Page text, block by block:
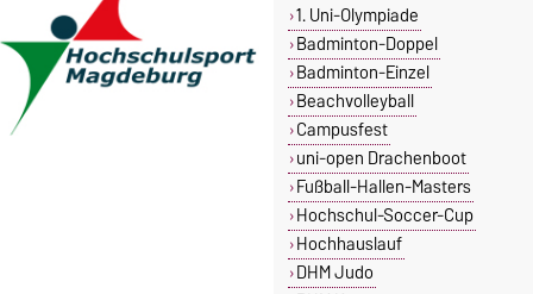
1. Uni-Olympiade
Badminton-Doppel
Badminton-Einzel
Beachvolleyball
Campusfest
uni-open Drachenboot
Fußball-Hallen-Masters
Hochschul-Soccer-Cup
Hochhauslauf
DHM Judo